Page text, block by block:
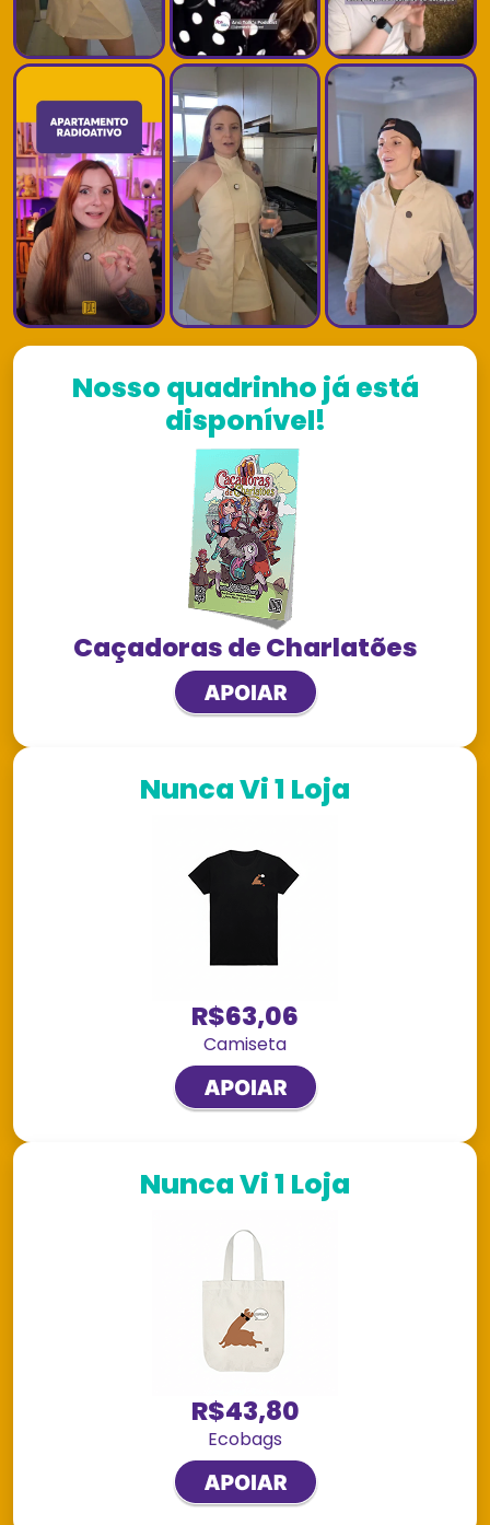
Nosso quadrinho já está
disponível!
Caçadoras de Charlatões
Nunca Vi 1 Loja
R$63,06
Camiseta
Nunca Vi 1 Loja
R$43,80
Ecobags